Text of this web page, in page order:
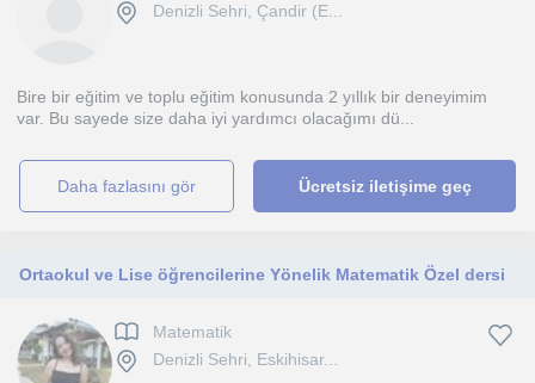
Denizli Sehri, Çandir (E...
Bire bir eğitim ve toplu eğitim konusunda 2 yıllık bir deneyimim
var. Bu sayede size daha iyi yardımcı olacağımı dü...
daha fazlasını gör Ücretsiz iletişime geç
Ortaokul ve Lise öğrencilerine Yönelik Matematik Özel dersi
Matematik
Denizli Sehri, Eskihisar...